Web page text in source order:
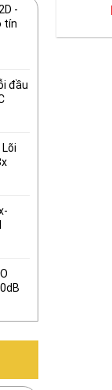
-
tín
đầu